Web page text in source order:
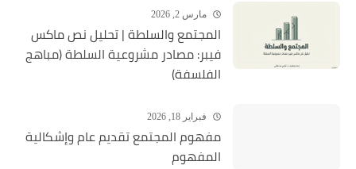
مارس 2, 2026
المجتمع والسلطة | تحليل نص ماكس
فيبر: مصادر مشروعية السلطة (مباهج
الفلسفة)
فبراير 18, 2026
مفهوم المجتمع تقديم عام وإشكالية
المفهوم